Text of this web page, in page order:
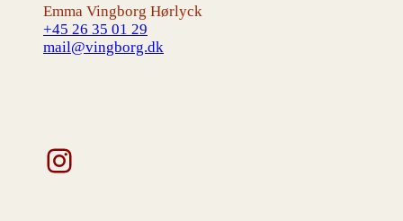
Emma Vingborg Hørlyck
+45 26 35 01 29
mail@vingborg.dk
Instagram